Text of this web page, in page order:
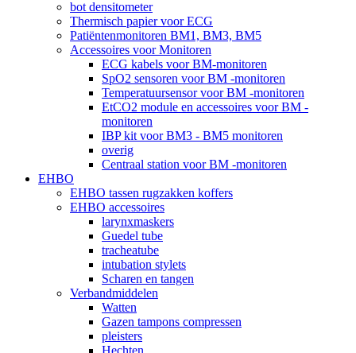
bot densitometer
Thermisch papier voor ECG
Patiëntenmonitoren BM1, BM3, BM5
Accessoires voor Monitoren
ECG kabels voor BM-monitoren
SpO2 sensoren voor BM -monitoren
Temperatuursensor voor BM -monitoren
EtCO2 module en accessoires voor BM -
monitoren
IBP kit voor BM3 - BM5 monitoren
overig
Centraal station voor BM -monitoren
EHBO
EHBO tassen rugzakken koffers
EHBO accessoires
larynxmaskers
Guedel tube
tracheatube
intubation stylets
Scharen en tangen
Verbandmiddelen
Watten
Gazen tampons compressen
pleisters
Hechten